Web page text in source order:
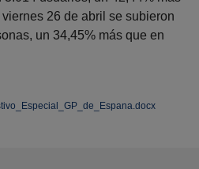
26 de abril se subieron
un 34,45% más que en